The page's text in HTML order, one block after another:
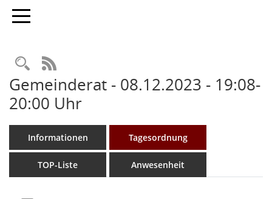
Toggle navigation
Rechercheauswahl
RSS-Feed
Gemeinderat - 08.12.2023 - 19:08-
20:00 Uhr
Informationen Tagesordnung
TOP-Liste Anwesenheit